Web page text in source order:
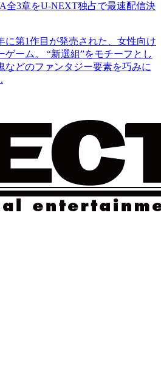
全3章をU-NEXT独占で最速配信決
に第1作目が発売された、女性向け
ゲーム。 “新選組”をモチーフとし
などのファンタジー要素を巧みに